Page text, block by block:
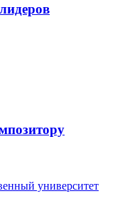
университет